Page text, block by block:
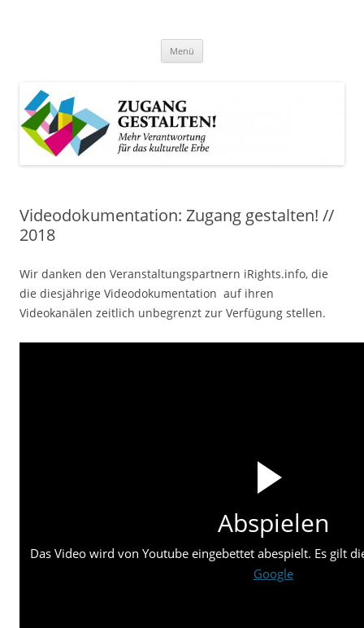
Menü
Videodokumentation: Zugang gestalten! //
2018
Wir danken den Veranstaltungspartnern iRights.info, die
die diesjährige Videodokumentation auf ihren
Videokanälen zeitlich unbegrenzt zur Verfügung stellen.
Abspielen
Das Video wird von Youtube eingebettet abespielt. Es gilt
Google